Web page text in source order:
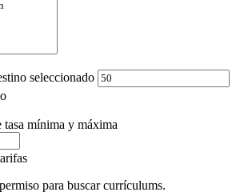
seleccionado
tasa mínima y máxima
para buscar currículums.